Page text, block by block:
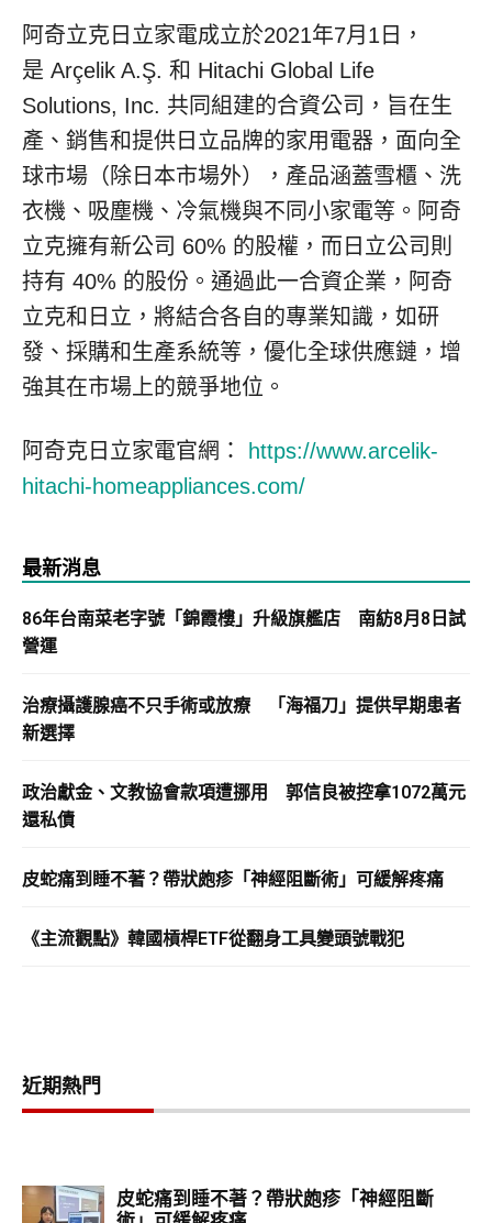
阿奇立克日立家電成立於2021年7月1日，
是 Arçelik A.Ş. 和 Hitachi Global Life
Solutions, Inc. 共同組建的合資公司，旨在生
產、銷售和提供日立品牌的家用電器，面向全
球市場（除日本市場外），產品涵蓋雪櫃、洗
衣機、吸塵機、冷氣機與不同小家電等。阿奇
立克擁有新公司 60% 的股權，而日立公司則
持有 40% 的股份。通過此一合資企業，阿奇
立克和日立，將結合各自的專業知識，如研
發、採購和生產系統等，優化全球供應鏈，增
強其在市場上的競爭地位。
阿奇克日立家電官網：
https://www.arcelik-
hitachi-homeappliances.com/
最新消息
86年台南菜老字號「錦霞樓」升級旗艦店 南紡8月8日試
營運
治療攝護腺癌不只手術或放療 「海福刀」提供早期患者
新選擇
政治獻金、文教協會款項遭挪用 郭信良被控拿1072萬元
還私債
皮蛇痛到睡不著？帶狀皰疹「神經阻斷術」可緩解疼痛
《主流觀點》韓國槓桿ETF從翻身工具變頭號戰犯
近期熱門